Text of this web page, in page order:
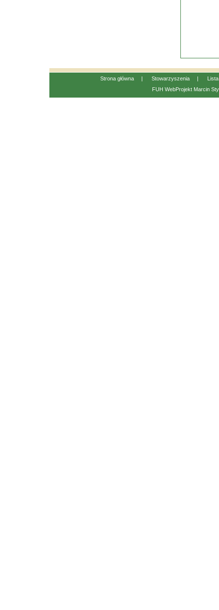
Strona główna | Stowarzyszenia |
FUH WebProjektMarcin